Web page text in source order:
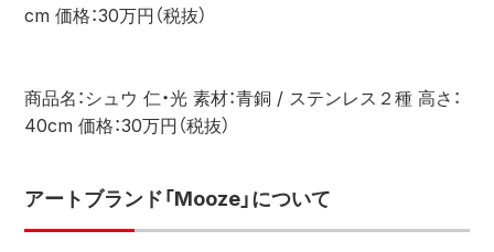
cm 価格：30万円（税抜）
商品名：シュウ 仁・光 素材：青銅 / ステンレス２種 高さ：
40cm 価格：30万円（税抜）
アートブランド「Mooze」について